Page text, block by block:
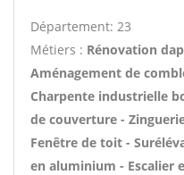
Département: 23
Métiers : Rénovation
Aménagement de
Charpente industrielle
de couverture -
Fenêtre de toit -
en aluminium - Escalier